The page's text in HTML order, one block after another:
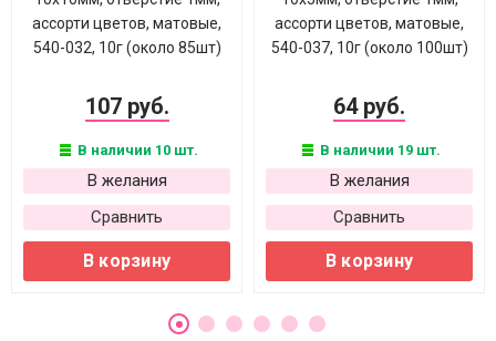
ассорти цветов, матовые,
540-032, 10г (около 85шт)
107 руб.
В наличии 10 шт.
В желания
Сравнить
В корзину
ассорти цветов, матовые,
540-037, 10г (около 100шт)
64 руб.
В наличии 19 шт.
В желания
Сравнить
В корзину